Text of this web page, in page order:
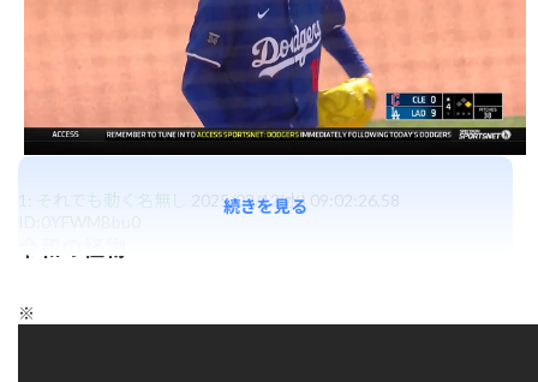
それでも動く名無し
2025/03/12(水) 09:02:26.58
※
続きを見る